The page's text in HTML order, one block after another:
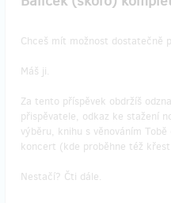
Chceš mít možnost dostatečně
Máš ji.
Za tento příspěvek obdržíš
přispěvatele, odkaz ke stažení
výběru, knihu s věnováním
koncert (kde proběhne též
Nestačí? Čti dále.